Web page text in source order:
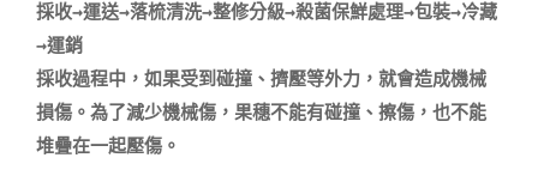
採收→運送→落梳清洗→整修分級→殺菌保鮮處理→包裝→冷藏
→運銷
採收過程中，如果受到碰撞、擠壓等外力，就會造成機械
損傷。為了減少機械傷，果穗不能有碰撞、擦傷，也不能
堆疊在一起壓傷。